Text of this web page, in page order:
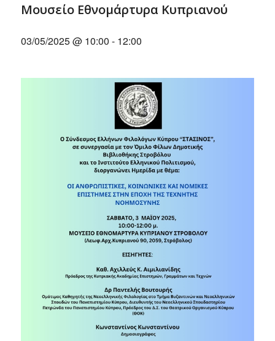
Μουσείο Εθνομάρτυρα Κυπριανού
03/05/2025 @ 10:00 - 12:00